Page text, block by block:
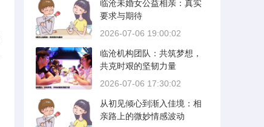
临沧未婚女公益相亲：真实
要求与期待
2026-07-06 19:00:02
临沧机构团队：共筑梦想，
共克时艰的坚韧力量
2026-07-06 17:30:02
从初见倾心到渐入佳境：相
亲路上的微妙情感波动